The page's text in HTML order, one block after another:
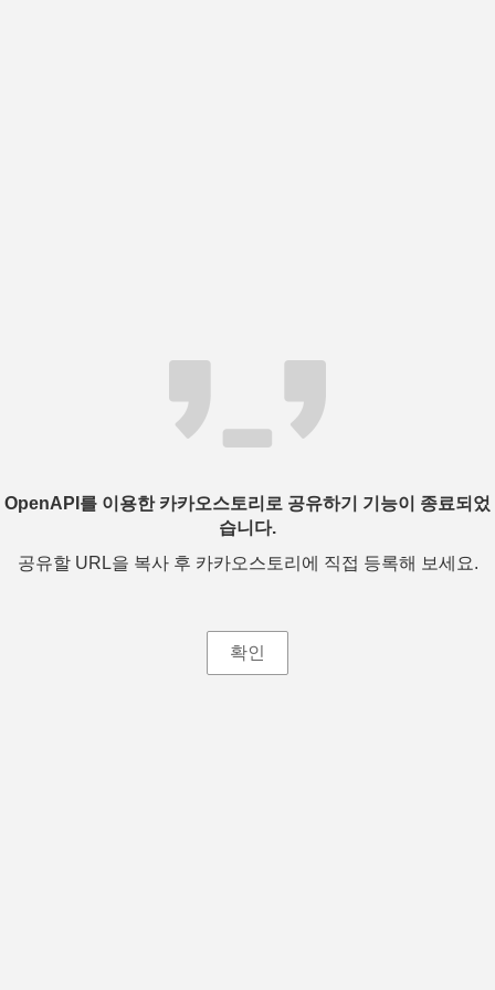
OpenAPI를 이용한 카카오스토리로 공유하기 기능이 종료되었
습니다.
공유할 URL을 복사 후 카카오스토리에 직접 등록해 보세요.
확인